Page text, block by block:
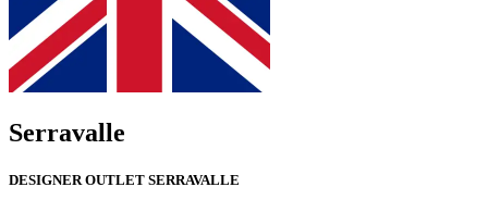
Serravalle
DESIGNER OUTLET SERRAVALLE